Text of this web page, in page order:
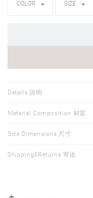
Details 說明
Material Composition 材質
Size Dimensions 尺寸
Shipping&Returns 寄送